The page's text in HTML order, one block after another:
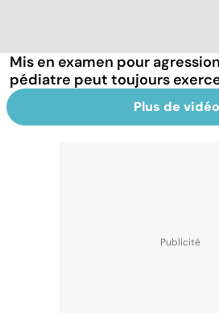
Mis en examen pour
pédiatre peut toujours
Plus de